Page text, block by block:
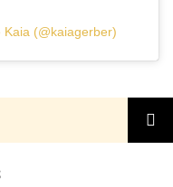
(@kaiagerber)